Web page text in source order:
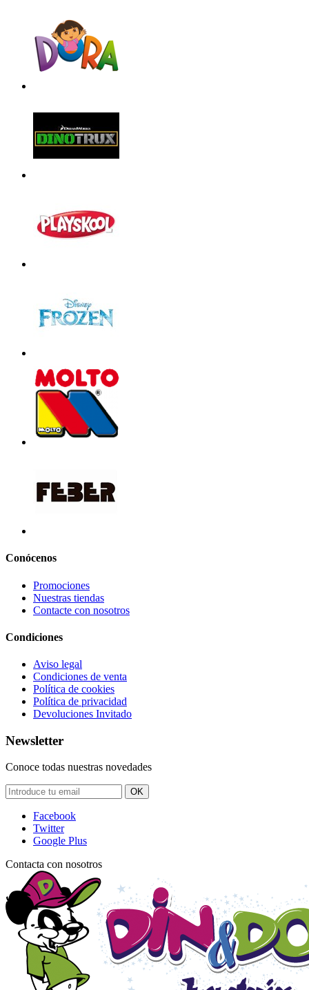
Conócenos
Promociones
Nuestras tiendas
Contacte con nosotros
Condiciones
Aviso legal
Condiciones de venta
Política de cookies
Política de privacidad
Devoluciones Invitado
Newsletter
Conoce todas nuestras novedades
OK
Facebook
Twitter
Google Plus
Contacta con nosotros